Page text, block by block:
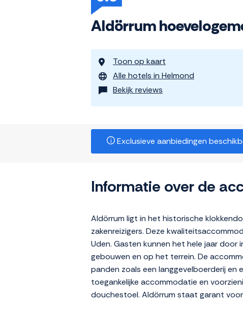
Aldörrum
Toon op kaart
Alle hotels in Helmond
Bekijk reviews
Exclusieve aanbiedingen
Informatie over de
Aldörrum ligt in het historische
zakenreizigers. Deze
Uden. Gasten kunnen het hele jaar
gebouwen en op het terrein. De
panden zoals een langgevelboerderij en
toegankelijke accommodatie en
douchestoel. Aldörrum staat garant